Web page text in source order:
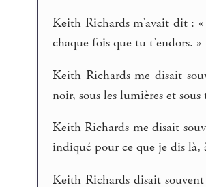
Keith Richards m’avait dit :
chaque fois que tu t’endors. »
Keith Richards me disait
noir, sous les lumières et
Keith Richards me disait
indiqué pour ce que je dis là,
Keith Richards disait